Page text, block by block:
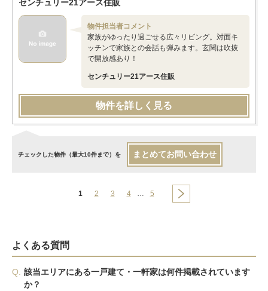
センチュリー21アース住販
物件担当者コメント
家族がゆったり過ごせる広々リビング。対面キ
ッチンで家族との会話も弾みます。玄関は吹抜
で開放感あり！
センチュリー21アース住販
物件を詳しく見る
チェックした物件（最大10件まで）を まとめてお問い合わせ
1 2 3 4 … 5
よくある質問
Q.
該当エリアにある一戸建て・一軒家は何件掲載されています
か？